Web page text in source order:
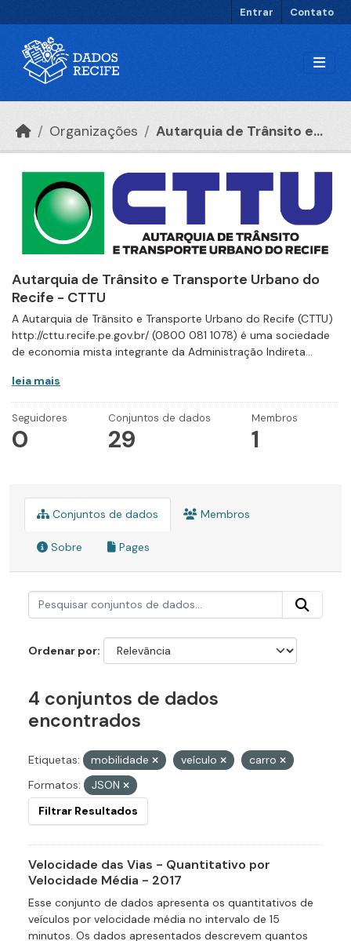
Entrar Contato
Organizações Autarquia de Trânsito e...
Autarquia de Trânsito e Transporte Urbano do
Recife - CTTU
A Autarquia de Trânsito e Transporte Urbano do Recife (CTTU)
http://cttu.recife.pe.gov.br/ (0800 081 1078) é uma sociedade
de economia mista integrante da Administração Indireta...
leia mais
Seguidores
0
Conjuntos de dados
29
Membros
1
Conjuntos de dados Membros
Sobre Pages
Ordenar por
4 conjuntos de dados
encontrados
Etiquetas: mobilidade veículo
carro
Formatos:
JSON
Filtrar Resultados
Velocidade das Vias - Quantitativo por
Velocidade Média - 2017
Esse conjunto de dados apresenta os quantitativos de
veículos por velocidade média no intervalo de 15
minutos. Os dados apresentados descrevem quantos